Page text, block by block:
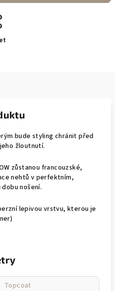
bude styling chránit před
žloutnutí.
zůstanou francouzské,
nehtů v perfektním,
nošení.
lepivou vrstvu, kterou je
Topcoat